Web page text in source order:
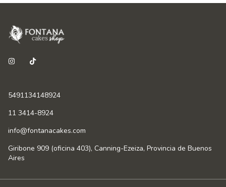
5491134148924
11 3414-8924
info@fontanacakes.com
Giribone 909 (oficina 403), Canning-Ezeiza, Provincia de Buenos
Aires